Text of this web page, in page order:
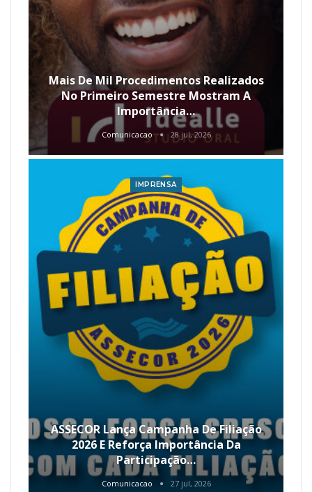
Mais De Mil Procedimentos Realizados
No Primeiro Semestre Mostram A
Importância…
Comunicacao 28 jul, 2026
IMPRENSA
ASSECOR Lança Campanha De Filiação
2026 E Reforça Importância Da
Participação…
Comunicacao 27 jul, 2026